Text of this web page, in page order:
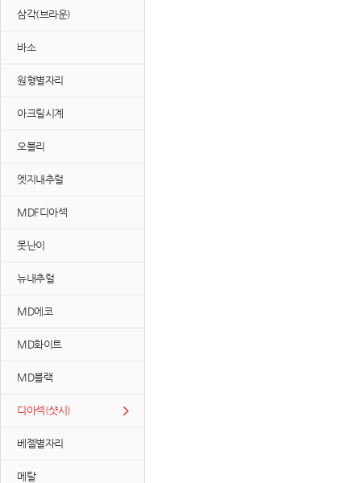
삼각(브라운)
바소
원형별자리
아크릴시계
오블리
엣지내추럴
MDF디아섹
못난이
뉴내추럴
MD에코
MD화이트
MD블랙
디아섹(샷시)
베젤별자리
메탈